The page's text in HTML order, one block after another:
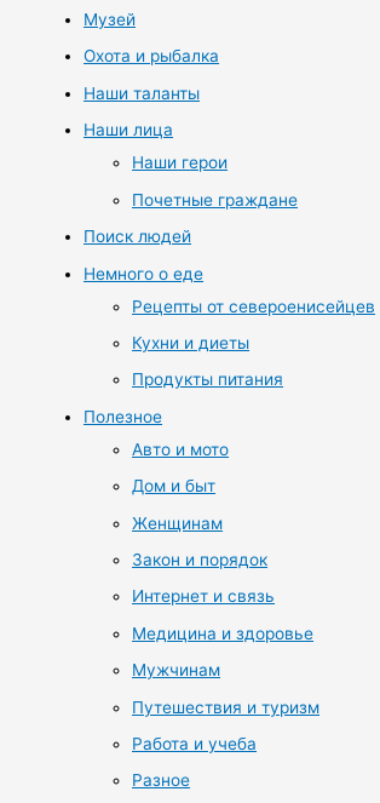
Музей
Охота и рыбалка
Наши таланты
Наши лица
Наши герои
Почетные граждане
Поиск людей
Немного о еде
Рецепты от североенисейцев
Кухни и диеты
Продукты питания
Полезное
Авто и мото
Дом и быт
Женщинам
Закон и порядок
Интернет и связь
Медицина и здоровье
Мужчинам
Путешествия и туризм
Работа и учеба
Разное